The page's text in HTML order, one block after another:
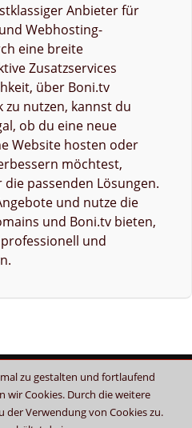
zu gestalten und fortlaufend
wir Cookies. Durch die weitere
Verwendung von Cookies zu.
Anbieter für
Webhosting-
eine breite
Zusatzservices
über Boni.tv
zu nutzen, kannst du
ob du eine neue
Website hosten oder
möchtest,
passenden Lösungen.
und nutze die
und Boni.tv bieten,
und